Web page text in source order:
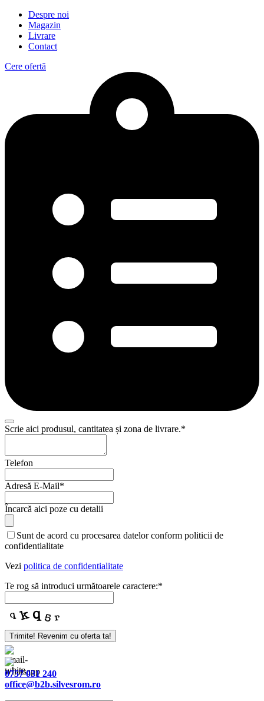
Despre noi
Magazin
Livrare
Contact
Cere ofertă
Scrie aici produsul, cantitatea și zona de livrare.*
Telefon
Adresă E-Mail*
Contact
Email
Încarcă aici poze cu detalii
Sunt de acord cu procesarea datelor conform politicii de
confidentialitate
Vezi politica de confidentialitate
Te rog să introduci următoarele caractere:*
Trimite! Revenim cu oferta ta!
0757 031 240
office@b2b.silvesrom.ro